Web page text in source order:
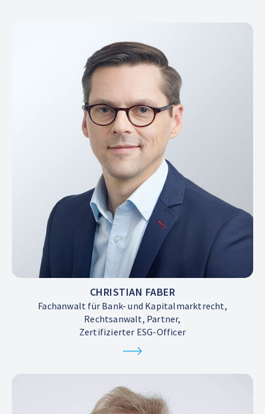
CHRISTIAN FABER
Fachanwalt für Bank- und Kapitalmarktrecht,
Rechtsanwalt, Partner,
Zertifizierter ESG-Officer